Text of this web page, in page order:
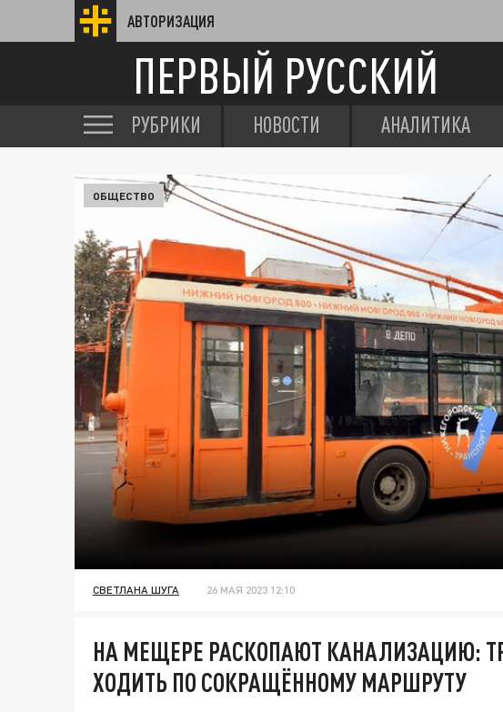
АВТОРИЗАЦИЯ
ПЕРВЫЙ РУССКИЙ
РУБРИКИ НОВОСТИ АНАЛИТИКА
ОБЩЕСТВО
СВЕТЛАНА ШУГА 26 МАЯ 2023 12:10
НА МЕЩЕРЕ РАСКОПАЮТ КАНАЛИЗАЦИЮ:
ХОДИТЬ ПО СОКРАЩЁННОМУ МАРШРУТУ